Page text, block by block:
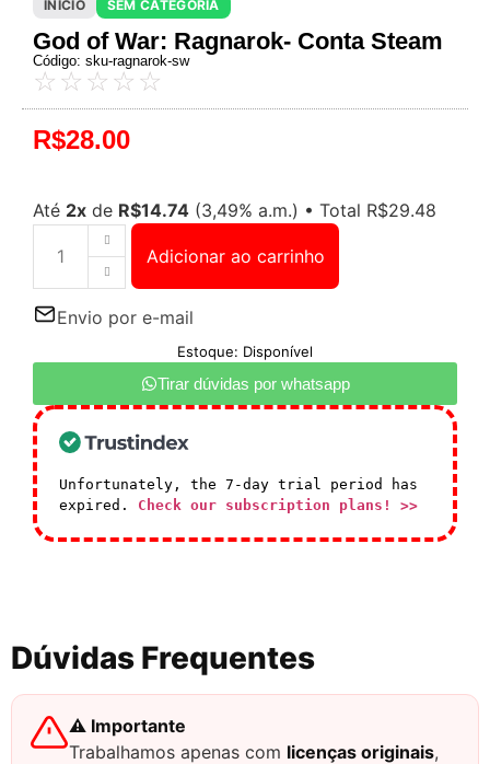
INÍCIO SEM CATEGORIA
God of War: Ragnarok- Conta Steam
Código: sku-ragnarok-sw
☆ ☆ ☆ ☆ ☆
R$28.00
Até 2x de R$14.74 (3,49% a.m.) • Total R$29.48
Adicionar ao carrinho
Envio por e-mail
Estoque: Disponível
Tirar dúvidas por whatsapp
Unfortunately, the 7-day trial period has
expired. Check our subscription plans! >>
Dúvidas Frequentes
⚠️ Importante
Trabalhamos apenas com licenças originais,